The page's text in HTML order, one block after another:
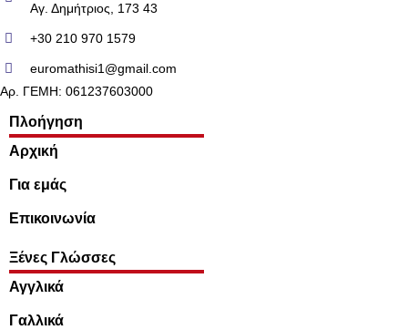
Αγ. Δημήτριος, 173 43
+30 210 970 1579
euromathisi1@gmail.com
Αρ. ΓΕΜΗ: 061237603000
Πλοήγηση
Αρχική
Για εμάς
Επικοινωνία
Ξένες Γλώσσες
Αγγλικά
Γαλλικά